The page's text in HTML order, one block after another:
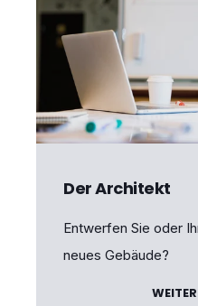
Der Architekt
Entwerfen Sie oder
neues Gebäude?